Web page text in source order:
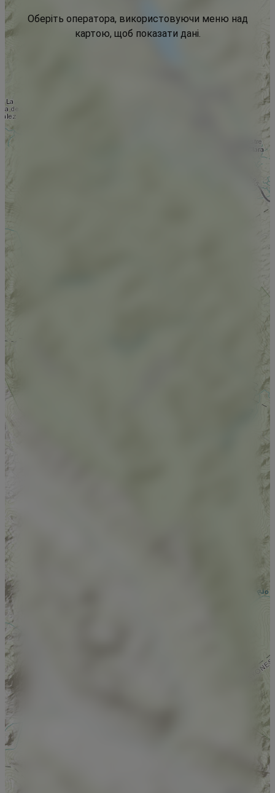
Оберіть оператора, використовуючи меню над
картою, щоб показати дані.